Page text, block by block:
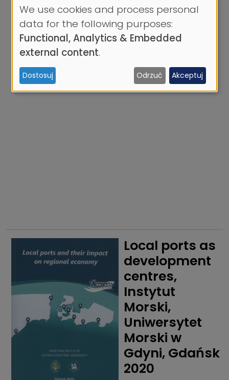
Local ports as
development
centres,
Instytut
Morski,
Uniwersytet
Morski w
Gdyni, Gdańsk
2020
Use
of
personal
data
and
cookies
We use cookies and process personal
data for the following purposes:
Functional, Analytics & Embedded
external content.
Dostosuj Odrzuć Akceptuj